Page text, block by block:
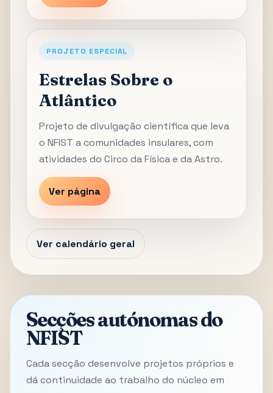
PROJETO ESPECIAL
Estrelas Sobre o
Atlântico
Projeto de divulgação científica que leva
o NFIST a comunidades insulares, com
atividades do Circo da Física e da Astro.
Ver página
Ver calendário geral
Secções autónomas do
NFIST
Cada secção desenvolve projetos próprios e
dá continuidade ao trabalho do núcleo em